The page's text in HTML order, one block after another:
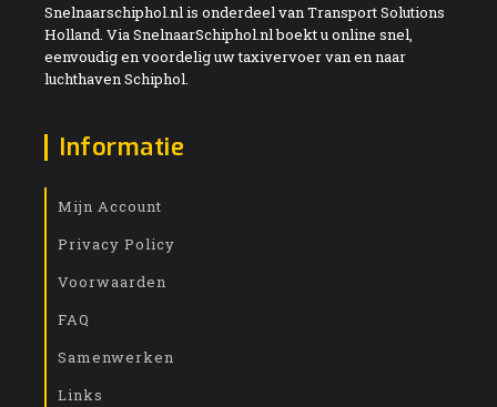
Snelnaarschiphol.nl is onderdeel van Transport Solutions
Holland. Via SnelnaarSchiphol.nl boekt u online snel,
eenvoudig en voordelig uw taxivervoer van en naar
luchthaven Schiphol.
Informatie
Mijn Account
Privacy Policy
Voorwaarden
FAQ
Samenwerken
Links